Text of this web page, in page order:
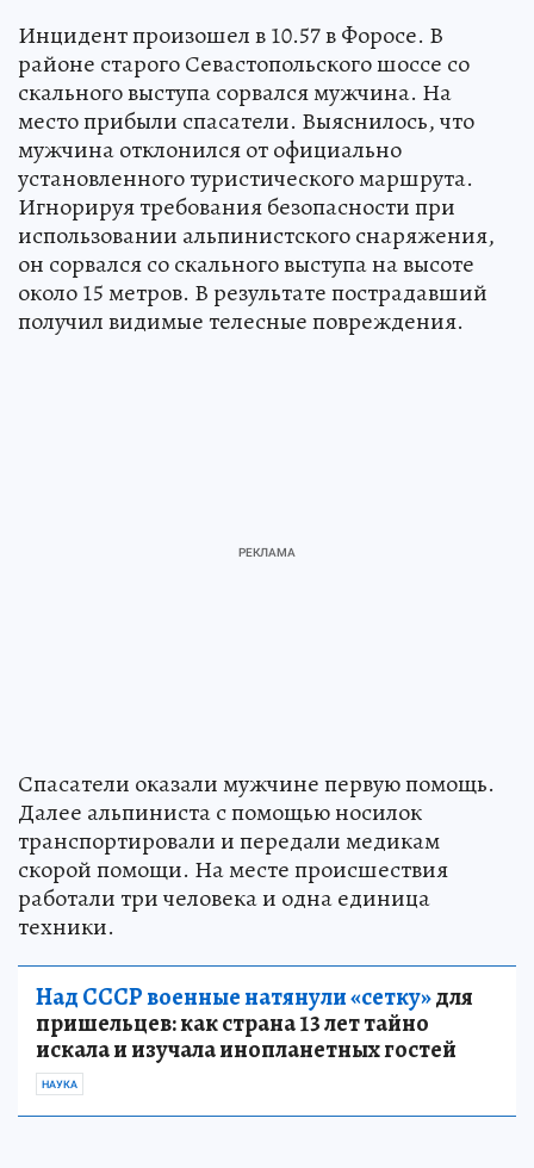
Инцидент произошел в 10.57 в Форосе. В
районе старого Севастопольского шоссе со
скального выступа сорвался мужчина. На
место прибыли спасатели. Выяснилось, что
мужчина отклонился от официально
установленного туристического маршрута.
Игнорируя требования безопасности при
использовании альпинистского снаряжения,
он сорвался со скального выступа на высоте
около 15 метров. В результате пострадавший
получил видимые телесные повреждения.
Спасатели оказали мужчине первую помощь.
Далее альпиниста с помощью носилок
транспортировали и передали медикам
скорой помощи. На месте происшествия
работали три человека и одна единица
техники.
Над СССР военные натянули «сетку»для
пришельцев: как страна 13 лет тайно
искала и изучала инопланетных гостей
НАУКА